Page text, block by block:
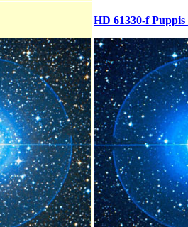
HD 61330-f Puppis